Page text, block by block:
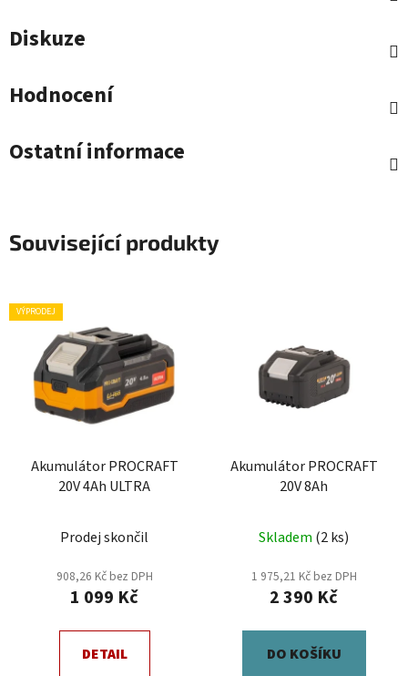
Diskuze
Hodnocení
Ostatní informace
Související produkty
VÝPRODEJ
Akumulátor PROCRAFT
20V 4Ah ULTRA
Prodej skončil
908,26 Kč bez DPH
1 099 Kč
DETAIL
Akumulátor PROCRAFT
20V 8Ah
Skladem (2 ks)
1 975,21 Kč bez DPH
2 390 Kč
DO KOŠÍKU